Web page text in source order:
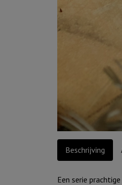
Beschrijving
Een serie